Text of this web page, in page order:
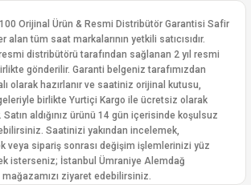
Orijinal Ürün & Resmi Distribütör Garantisi Safir
alan tüm saat markalarının yetkili satıcısıdır.
distribütörü tarafından sağlanan 2 yıl resmi
gönderilir. Garanti belgeniz tarafımızdan
olarak hazırlanır ve saatiniz orijinal kutusu,
birlikte Yurtiçi Kargo ile ücretsiz olarak
Satın aldığınız ürünü 14 gün içerisinde koşulsuz
Saatinizi yakından incelemek,
veya sipariş sonrası değişim işlemlerinizi yüz
isterseniz; İstanbul Ümraniye Alemdağ
ziyaret edebilirsiniz.